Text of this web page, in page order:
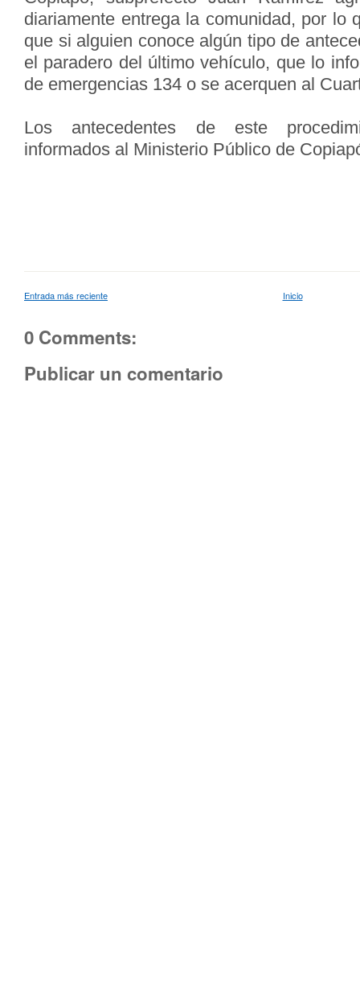
diariamente entrega la comunidad, por lo
que si alguien conoce algún tipo de
el paradero del último vehículo, que lo
de emergencias 134 o se acerquen al
Los antecedentes de este
informados al Ministerio Público de
Entrada más reciente Inicio
0 Comments:
Publicar un comentario